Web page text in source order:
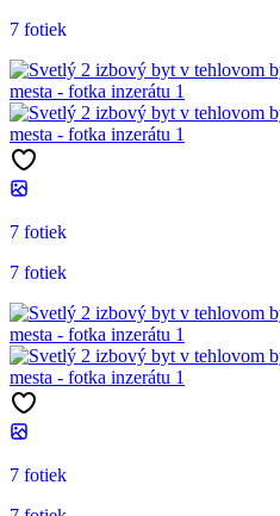
7 fotiek
7 fotiek
7 fotiek
7 fotiek